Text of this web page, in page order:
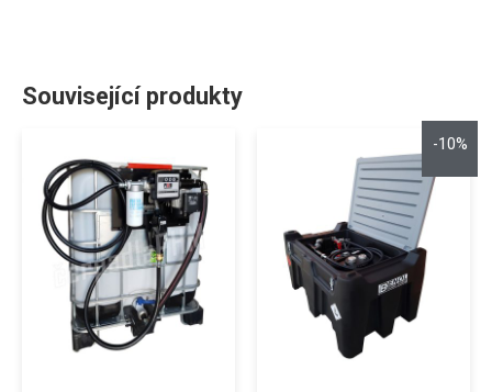
Související produkty
-10%